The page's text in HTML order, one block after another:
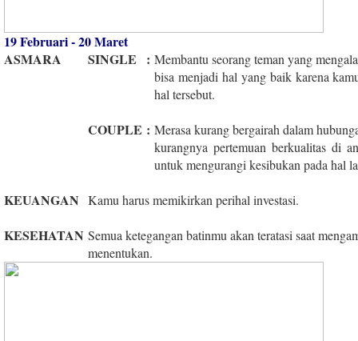
19 Februari - 20 Maret
ASMARA
SINGLE : Membantu seorang teman yang
bisa menjadi hal yang baik karena
hal tersebut.
COUPLE : Merasa kurang bergairah dalam
kurangnya pertemuan berkualitas di
untuk mengurangi kesibukan pada hal
KEUANGAN Kamu harus memikirkan perihal investasi.
KESEHATAN Semua ketegangan batinmu akan teratasi saat
menentukan.